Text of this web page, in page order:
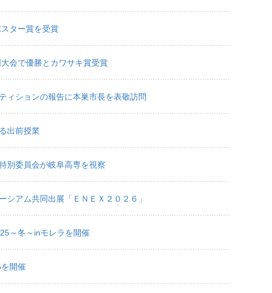
ター賞を受賞
会で優勝とカワサキ賞受賞
ィションの報告に本巣市長を表敬訪問
出前授業
別委員会が岐阜高専を視察
シアム共同出展「ＥＮＥＸ２０２６」
～冬～inモレラを開催
開催